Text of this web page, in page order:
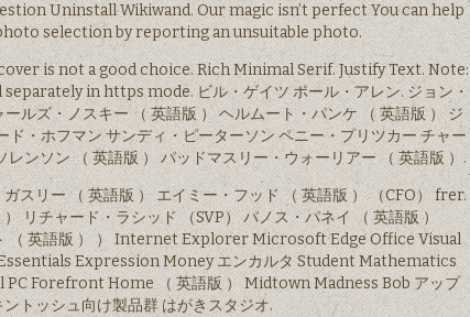
Uninstall Wikiwand. Our magic isn’t perfect You can help
selection by reporting an unsuitable photo.
is not a good choice. Rich Minimal Serif. Justify Text. Note:
in https mode. ビル・ゲイツ ポール・アレン. ジョン・
ルズ・ノスキー （ 英語版 ） ヘルムート・パンケ （ 英語版 ） ジ
ド・ホフマン サンディ・ピーターソン ペニー・プリツカー チャー
ンソン （ 英語版 ） パッドマスリー・ウォーリアー （ 英語版 ）.
スリー （ 英語版 ） エイミー・フッド （ 英語版 ） （CFO） frer.
リチャード・ラシッド （SVP） パノス・パネイ （ 英語版 ）
（ 英語版 ） ） Internet Explorer Microsoft Edge Office Visual
Expression Money エンカルタ Student Mathematics
Forefront Home （ 英語版 ） Midtown Madness Bob アップ
ントッシュ向け製品群 はがきスタジオ.